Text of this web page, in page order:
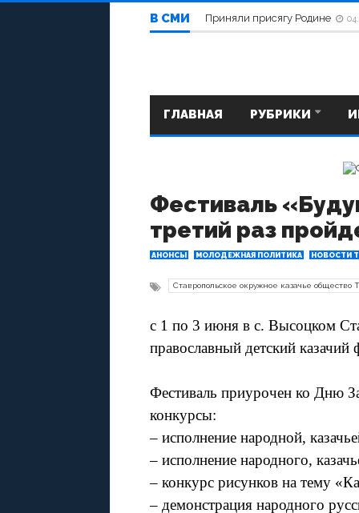
В СМИ Приняли присягу Родине
ГЛАВНАЯ РУБРИКИ
Фестиваль
третий раз
АНОНСЫ МОЛОДЕЖНАЯ ПОЛИТИКА НОВОСТИ
Ставропольское окружное казачье общество
с 1 по 3 июня в с. Высоцком
православный детский
Фестиваль приурочен ко Дню
конкурсы:
– исполнение народной,
– исполнение народного,
– конкурс рисунков на тему
– демонстрация народного